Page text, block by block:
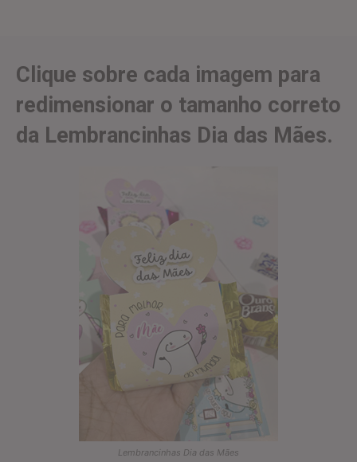
Clique sobre cada imagem para
redimensionar o tamanho correto
da Lembrancinhas Dia das Mães.
Lembrancinhas Dia das Mães